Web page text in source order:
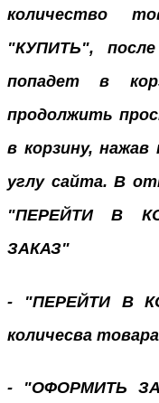
количество
"КУПИТЬ",
попадет в
продолжить
в корзину, нажав
углу сайта. В
"ПЕРЕЙТИ В
ЗАКАЗ"
- "ПЕРЕЙТИ В
количесва товара
- "ОФОРМИТЬ